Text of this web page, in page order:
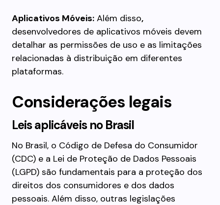
Aplicativos Móveis: Além disso,
desenvolvedores de aplicativos móveis devem
detalhar as permissões de uso e as limitações
relacionadas à distribuição em diferentes
plataformas.
Considerações legais
Leis aplicáveis no Brasil
No Brasil, o Código de Defesa do Consumidor
(CDC) e a Lei de Proteção de Dados Pessoais
(LGPD) são fundamentais para a proteção dos
direitos dos consumidores e dos dados
pessoais. Além disso, outras legislações